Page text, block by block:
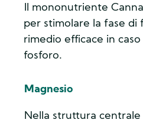
Il mononutriente
per stimolare la fase di
rimedio efficace in
fosforo.
Magnesio
Nella struttura centrale